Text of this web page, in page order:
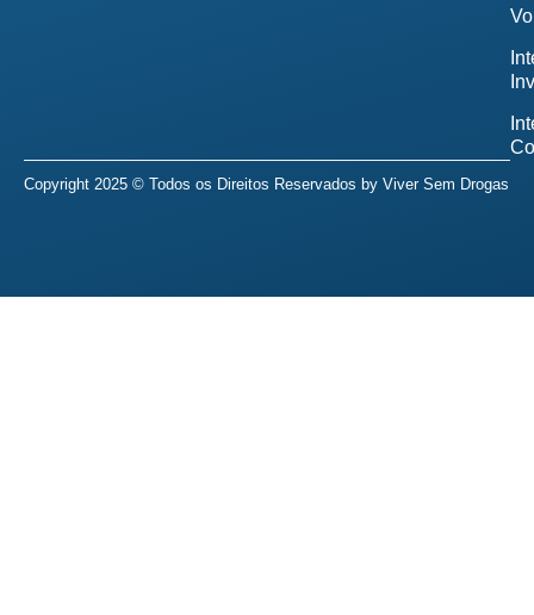
Copyright 2025 © Todos os Direitos Reservados by Viver Sem Drogas